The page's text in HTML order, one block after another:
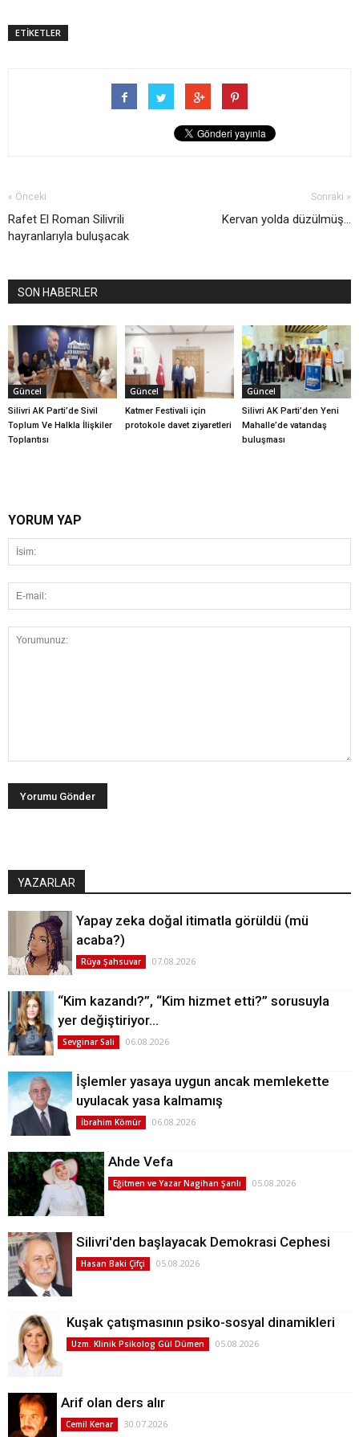
ETİKETLER
« Önceki
Rafet El Roman Silivrili
hayranlarıyla buluşacak
Sonraki »
Kervan yolda düzülmüş...
SON HABERLER
Güncel
Silivri AK Parti’de Sivil
Toplum Ve Halkla İlişkiler
Toplantısı
Güncel
Katmer Festivali için
protokole davet ziyaretleri
Güncel
Silivri AK Parti’den Yeni
Mahalle’de vatandaş
buluşması
YORUM YAP
YAZARLAR
Yapay zeka doğal itimatla görüldü (mü
acaba?)
Rüya Şahsuvar 07.08.2026
“Kim kazandı?”, “Kim hizmet etti?” sorusuyla
yer değiştiriyor…
Sevginar Sali 06.08.2026
İşlemler yasaya uygun ancak memlekette
uyulacak yasa kalmamış
İbrahim Kömür 06.08.2026
Ahde Vefa
Eğitmen ve Yazar Nagihan Şanlı 05.08.2026
Silivri'den başlayacak Demokrasi Cephesi
Hasan Baki Çifçi 05.08.2026
Kuşak çatışmasının psiko-sosyal dinamikleri
Uzm. Klinik Psikolog Gül Dümen 05.08.2026
Arif olan ders alır
Cemil Kenar 30.07.2026